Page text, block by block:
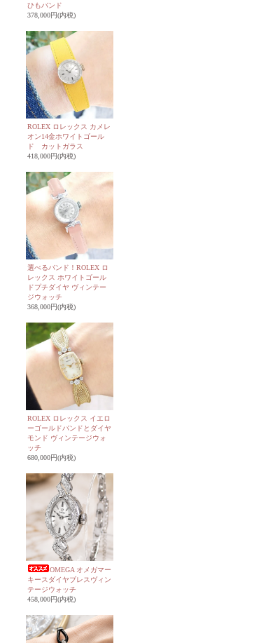
ひもバンド
378,000円(内税)
ROLEX ロレックス カメレ
オン14金ホワイトゴール
ド カットガラス
418,000円(内税)
選べるバンド！ROLEX ロ
レックス ホワイトゴール
ドプチダイヤ ヴィンテー
ジウォッチ
368,000円(内税)
ROLEX ロレックス イエロ
ーゴールドバンドとダイヤ
モンド ヴィンテージウォ
ッチ
680,000円(内税)
OMEGA オメガマー
キースダイヤブレスヴィン
テージウォッチ
458,000円(内税)